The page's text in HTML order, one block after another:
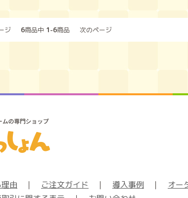
ジ 6商品中 1-6商品 次のページ
由 ｜ ご注文ガイド ｜ 導入事例 ｜ オー